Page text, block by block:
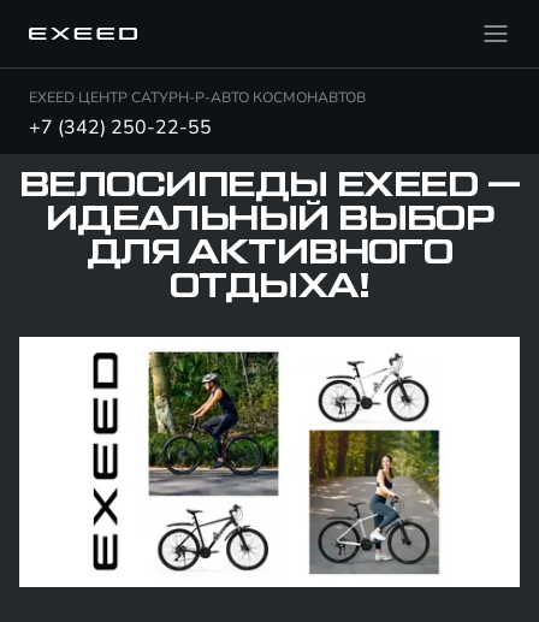
EXEED ЦЕНТР САТУРН-Р-АВТО КОСМОНАВТОВ
+7 (342) 250-22-55
ВЕЛОСИПЕДЫ EXEED —
ИДЕАЛЬНЫЙ ВЫБОР
ДЛЯ АКТИВНОГО
ОТДЫХА!